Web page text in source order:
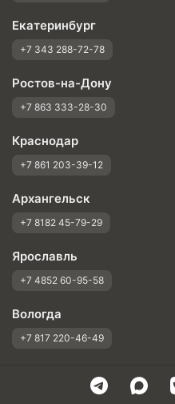
Екатеринбург
+7 343 288-72-78
Ростов-на-Дону
+7 863 333-28-30
Краснодар
+7 861 203-39-12
Архангельск
+7 8182 45-79-29
Ярославль
+7 4852 60-95-58
Вологда
+7 817 220-46-49